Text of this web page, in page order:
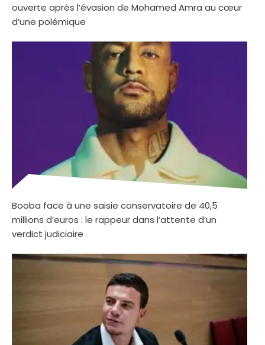
ouverte après l’évasion de Mohamed Amra au cœur
d’une polémique
Booba face à une saisie conservatoire de 40,5
millions d’euros : le rappeur dans l’attente d’un
verdict judiciaire